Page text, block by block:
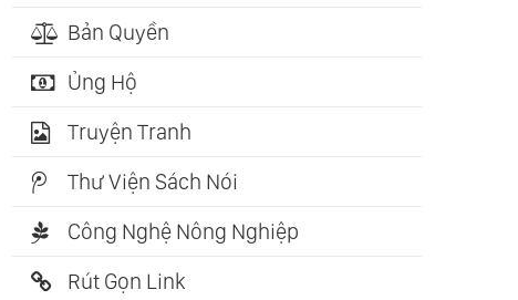
01:11:45
Songbirds (Dan
Bản Quyền
Ủng Hộ
Truyện Tranh
Thư Viện Sách Nói
Công Nghệ Nông Nghiệp
Rút Gọn Link